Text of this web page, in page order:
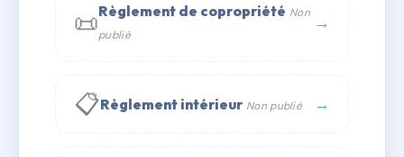
📜Règlement de copropriété Non
publié
→
📋Règlement intérieur Non publié →